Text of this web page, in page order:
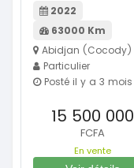
2022
63000 Km
Abidjan (Cocody)
Particulier
Posté il y a 3 mois
15 500 000
FCFA
En vente